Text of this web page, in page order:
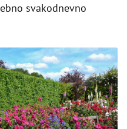
svakodnevno